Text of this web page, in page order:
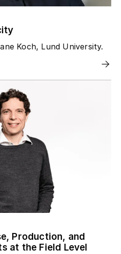
Koch, Lund University.
Production, and
at the Field Level